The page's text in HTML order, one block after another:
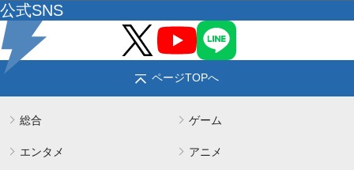
公式SNS
ページTOPへ
総合 ゲーム
エンタメ アニメ